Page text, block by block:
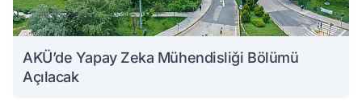
AKÜ’de Yapay Zeka Mühendisliği Bölümü
Açılacak